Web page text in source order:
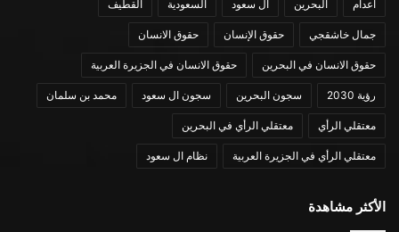
اعدام البحرين ال سعود السعودية القطيف
جمال خاشقجي حقوق الإنسان حقوق الانسان
حقوق الانسان في البحرين حقوق الانسان في الجزيرة العربية
رؤية 2030 سجون البحرين سجون ال سعود محمد بن سلمان
معتقلي الرأي معتقلي الرأي في البحرين
معتقلي الرأي في الجزيرة العربية نظام ال سعود
الأكثر مشاهدة